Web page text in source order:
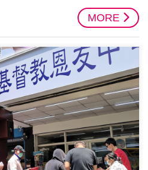
MORE